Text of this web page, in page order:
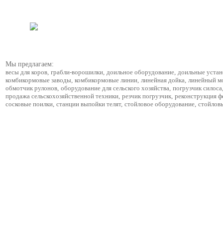
Мы предлагаем:
весы для коров, грабли-ворошилки, доильное оборудование, доильные
комбикормовые заводы, комбикормовые линии, линейная дойка, линейный
обмотчик рулонов, оборудование для сельского хозяйства, погрузчик силоса,
продажа сельскохозяйственной техники, резчик погрузчик, реконструкция
сосковые поилки, станции выпойки телят, стойловое оборудование,